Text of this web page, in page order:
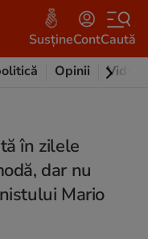
SusțineContCaută
Opinii Video
în zilele
dar nu
Mario